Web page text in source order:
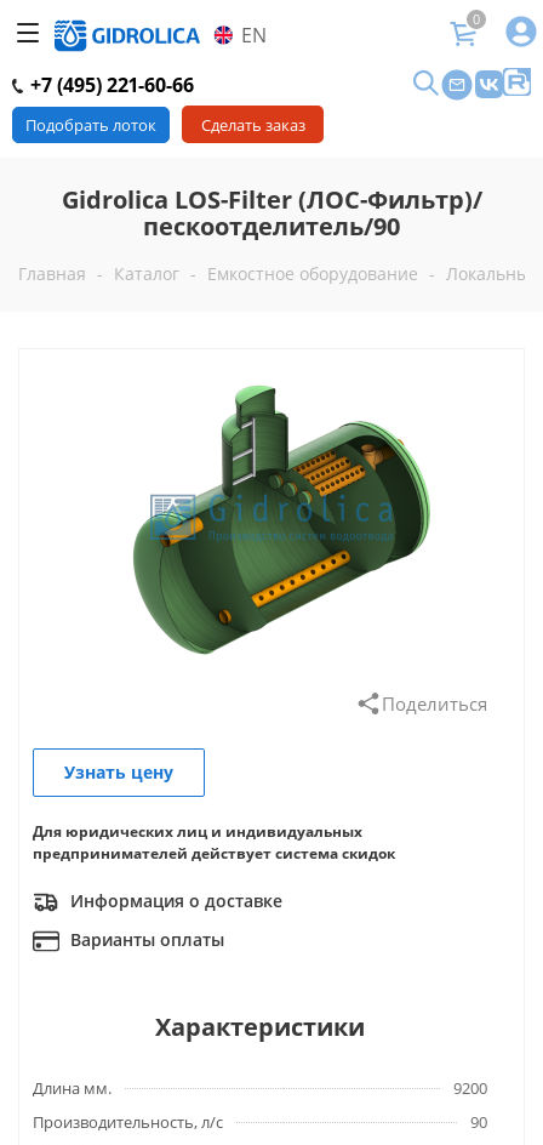
EN
0
+7 (495) 221-60-66
Подобрать лоток Сделать заказ
Gidrolica LOS-Filter (ЛОС-Фильтр)/
пескоотделитель/90
Главная - Каталог - Емкостное оборудование -
Поделиться
Узнать цену
Для юридических лиц и индивидуальных
предпринимателей действует система скидок
Информация о доставке
Варианты оплаты
Характеристики
Длина мм.
9200
Производительность, л/с
90